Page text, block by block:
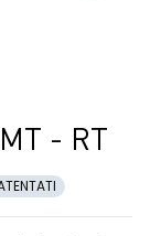
- RT